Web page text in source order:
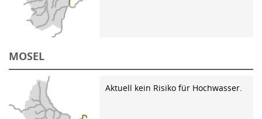
MOSEL
Aktuell kein Risiko für Hochwasser.